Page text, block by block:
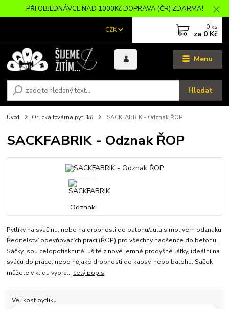
PŘI OBJEDNÁVCE NAD 1000Kč DOPRAVA (ČR) ZDARMA!
Menu
CZK
Hledat
0 ks
za 0 Kč
Úvod Orlická továrna pytlíků SACKFABRIK - Odznak ŘOP
SACKFABRIK - Odznak ŘOP
Pytlíky na svačinu, nebo na drobnosti do batohu/auta s motivem odznaku
Ředitelství opevňovacích prací (ŘOP) pro všechny nadšence do betonu.
Sáčky jsou celopotisknuté, ušité z nové jemné prodyšné látky, ideální na
sváču do práce, nebo nějaké drobnosti do kapsy, nebo batohu. Sáček
můžete v klidu vypra... celý popis
Velikost pytlíku